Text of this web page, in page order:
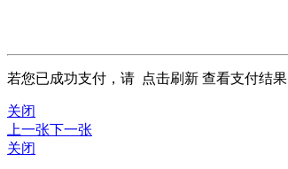
若您已成功支付，请 点击刷新 查看支付结果
关闭
上一张下一张
关闭